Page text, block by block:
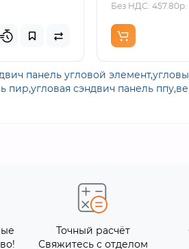
Без НДС: 457.80р.
панель угловой элемент,
пир,угловая сэндвич панель ппу,
Точный расчёт
Свяжитесь с отделом